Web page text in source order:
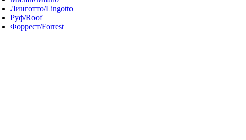
Линготто/Lingotto
Руф/Roof
Форрест/Forrest